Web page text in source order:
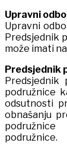
Upravni
Upravni
Predsjednik
može imati
Predsjednik
Predsjednik
podružnice
odsutnosti
obnašanju
podružnice.